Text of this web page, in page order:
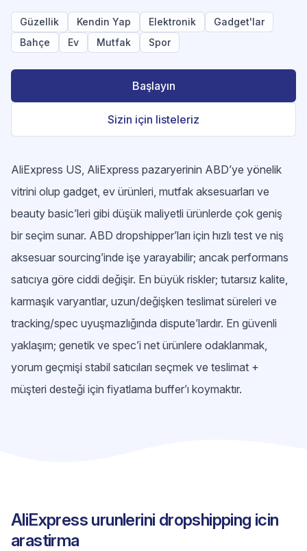
Güzellik Kendin Yap Elektronik
Gadget'lar
Bahçe
Ev Mutfak Spor
Başlayın
Sizin için listeleriz
AliExpress US, AliExpress pazaryerinin ABD’ye yönelik
vitrini olup gadget, ev ürünleri, mutfak aksesuarları ve
beauty basic’leri gibi düşük maliyetli ürünlerde çok geniş
bir seçim sunar. ABD dropshipper’ları için hızlı test ve niş
aksesuar sourcing’inde işe yarayabilir; ancak performans
satıcıya göre ciddi değişir. En büyük riskler; tutarsız kalite,
karmaşık varyantlar, uzun/değişken teslimat süreleri ve
tracking/spec uyuşmazlığında dispute’lardır. En güvenli
yaklaşım; genetik ve spec’i net ürünlere odaklanmak,
yorum geçmişi stabil satıcıları seçmek ve teslimat +
müşteri desteği için fiyatlama buffer’ı koymaktır.
AliExpress urunlerini dropshipping icin
arastirma